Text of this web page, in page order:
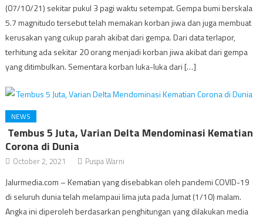
(07/10/21) sekitar pukul 3 pagi waktu setempat. Gempa bumi berskala
5.7 magnitudo tersebut telah memakan korban jiwa dan juga membuat
kerusakan yang cukup parah akibat dari gempa. Dari data terlapor,
terhitung ada sekitar 20 orang menjadi korban jiwa akibat dari gempa
yang ditimbulkan. Sementara korban luka-luka dari […]
NEWS
Tembus 5 Juta, Varian Delta Mendominasi Kematian
Corona di Dunia
October 2, 2021 Puspa Warni
Jalurmedia.com – Kematian yang disebabkan oleh pandemi COVID-19
di seluruh dunia telah melampaui lima juta pada Jumat (1/10) malam.
Angka ini diperoleh berdasarkan penghitungan yang dilakukan media